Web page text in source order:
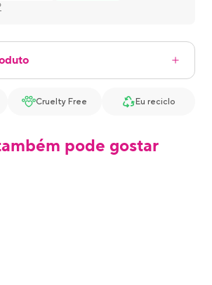
Cruelty Free Eu reciclo
pode gostar